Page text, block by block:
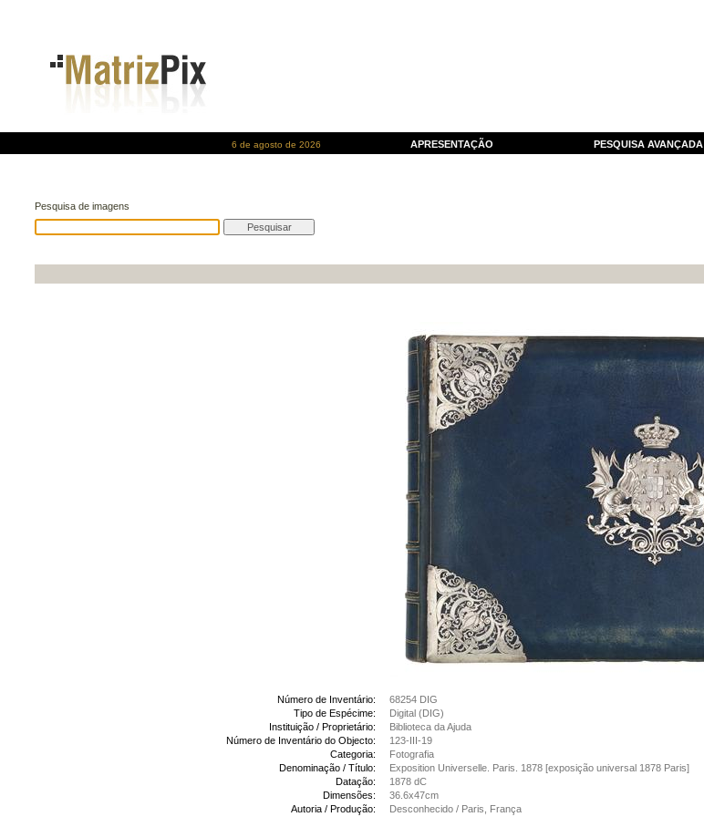
6 de agosto de 2026 APRESENTAÇÃO PESQUISA AVANÇADA
Pesquisa de imagens
Número de Inventário:
68254 DIG
Tipo de Espécime:
Digital (DIG)
Instituição / Proprietário:
Biblioteca da Ajuda
Número de Inventário do Objecto:
123-III-19
Categoria:
Fotografia
Denominação / Título:
Exposition Universelle. Paris. 1878 [exposição universal 1878 Paris]
Datação:
1878 dC
Dimensões:
36.6x47cm
Autoria / Produção:
Desconhecido / Paris, França